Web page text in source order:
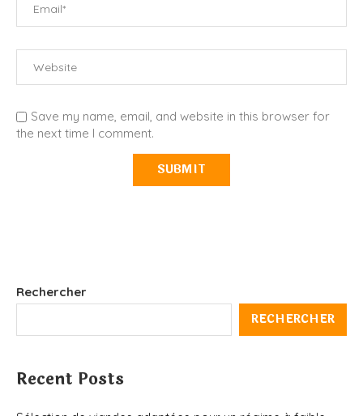
Save my name, email, and website in this browser for
the next time I comment.
Rechercher
RECHERCHER
Recent Posts